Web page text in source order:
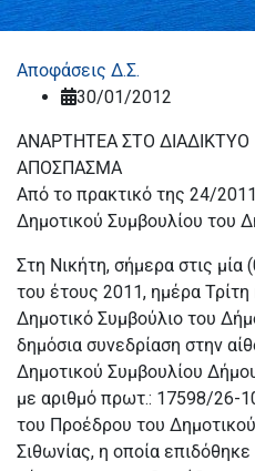
Αποφάσεις Δ.Σ.
30/01/2012
ΑΝΑΡΤΗΤΕΑ ΣΤΟ ΔΙΑΔΙΚΤΥΟ
ΑΠΟΣΠΑΣΜΑ
Από το πρακτικό της 24/
Δημοτικού Συμβουλίου του
Στη Νικήτη, σήμερα στις
του έτους 2011, ημέρα
Δημοτικό Συμβούλιο του
δημόσια συνεδρίαση στην
Δημοτικού Συμβουλίου
με αριθμό πρωτ.: 17598/26-
του Προέδρου του
Σιθωνίας, η οποία